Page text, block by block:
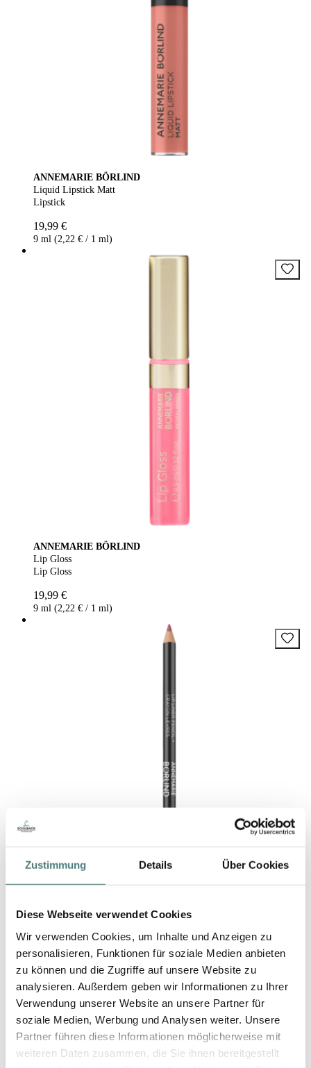
Zustimmung Details Über Cookies
Diese Webseite verwendet Cookies
Wir verwenden Cookies, um Inhalte und Anzeigen zu
personalisieren, Funktionen für soziale Medien anbieten
zu können und die Zugriffe auf unsere Website zu
analysieren. Außerdem geben wir Informationen zu Ihrer
Verwendung unserer Website an unsere Partner für
soziale Medien, Werbung und Analysen weiter. Unsere
Partner führen diese Informationen möglicherweise mit
weiteren Daten zusammen, die Sie ihnen bereitgestellt
ANNEMARIE BÖRLIND
Liquid Lipstick Matt
Lipstick
19,99 €
9 ml (2,22 € / 1 ml)
ANNEMARIE BÖRLIND
Lip Gloss
Lip Gloss
19,99 €
9 ml (2,22 € / 1 ml)
ANNEMARIE BÖRLIND
Lip Liner
16,99 €
Artikel